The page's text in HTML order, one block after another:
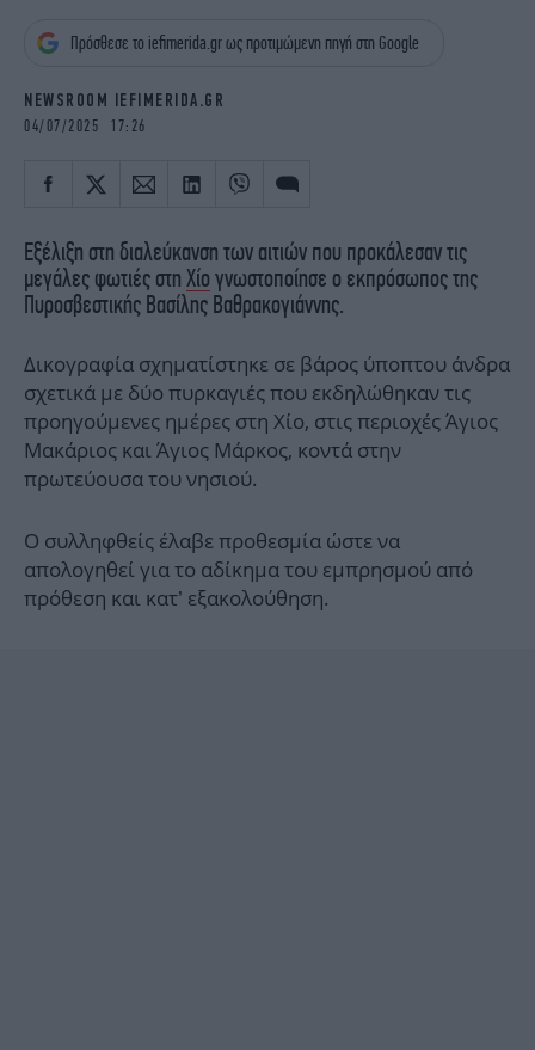
OSCARS
THE OCEAN
Πρόσθεσε το iefimerida.gr ως προτιμώμενη πηγή στη Google
NEWSROOM IEFIMERIDA.GR
04/07/2025 17:26
Εξέλιξη στη διαλεύκανση των αιτιών που προκάλεσαν τις
μεγάλες φωτιές στη Χίο γνωστοποίησε ο εκπρόσωπος της
Πυροσβεστικής Βασίλης Βαθρακογιάννης.
Δικογραφία σχηματίστηκε σε βάρος ύποπτου άνδρα
σχετικά με δύο πυρκαγιές που εκδηλώθηκαν τις
προηγούμενες ημέρες στη Χίο, στις περιοχές Άγιος
Μακάριος και Άγιος Μάρκος, κοντά στην
πρωτεύουσα του νησιού.
Ο συλληφθείς έλαβε προθεσμία ώστε να
απολογηθεί για το αδίκημα του εμπρησμού από
πρόθεση και κατ’ εξακολούθηση.